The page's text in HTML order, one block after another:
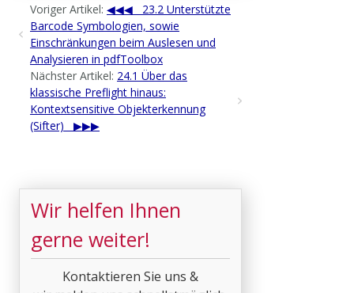
Voriger Artikel:
23.2 Unterstützte
Barcode Symbologien, sowie
Einschränkungen beim Auslesen und
Analysieren in pdfToolbox
Nächster Artikel: 24.1 Über das
klassische Preflight hinaus:
Kontextsensitive Objekterkennung
(Sifter)
Wir helfen Ihnen
gerne weiter!
Kontaktieren Sie uns &